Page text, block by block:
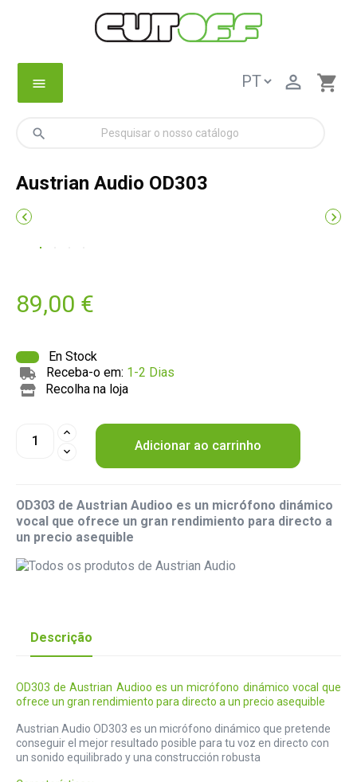
menu shopping_cart

search
Austrian Audio OD303
 
89,00 €
En Stock
Receba-o em: 1-2 Dias
Recolha na loja
Adicionar ao carrinho
OD303 de Austrian Audioo es un micrófono dinámico
vocal que ofrece un gran rendimiento para directo a
un precio asequible
Descrição
OD303 de Austrian Audioo es un micrófono dinámico vocal que
ofrece un gran rendimiento para directo a un precio asequible
Austrian Audio OD303 es un micrófono dinámico que pretende
conseguir el mejor resultado posible para tu voz en directo con
un sonido equilibrado y una construcción robusta